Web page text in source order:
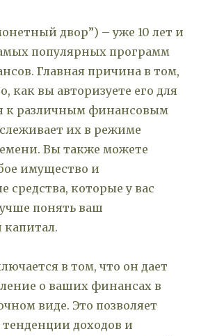
двор”) – уже 10 лет и
популярных программ
Главная причина в том,
как вы авторизуете его для
к различным финансовым
их в режиме
Вы также можете
имущество и
средства, которые у вас
понять ваш
в том, что он дает
о ваших финансах в
виде. Это позволяет
тенденции доходов и